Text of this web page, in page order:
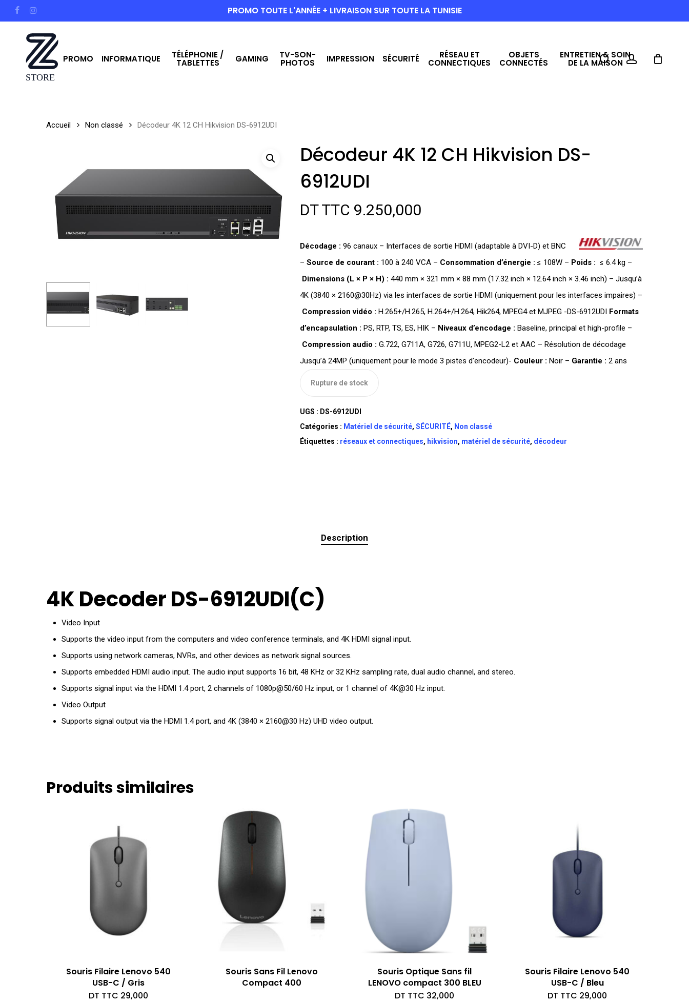
to
facebookinstagram PROMO TOUTE L'ANNÉE + LIVRAISON SUR TOUTE LA TUNISIE
PROMO INFORMATIQUE TÉLÉPHONIE /
TABLETTES GAMING TV-SON-
PHOTOS IMPRESSION SÉCURITÉ RÉSEAU ET
CONNECTIQUES
OBJETS
CONNECTÉS
ENTRETIEN & SOIN
DE LA MAISONsearchaccount
Accueil Non classé Décodeur 4K 12 CH Hikvision DS-6912UDI
Décodeur 4K 12 CH Hikvision DS-
6912UDI
DT TTC 9.250,000
Décodage : 96 canaux – Interfaces de sortie HDMI (adaptable à DVI-D) et BNC
– Source de courant : 100 à 240 VCA – Consommation d’énergie : ≤ 108W – Poids : ≤ 6.4 kg –
Dimensions (L × P × H) : 440 mm × 321 mm × 88 mm (17.32 inch × 12.64 inch × 3.46 inch) – Jusqu’à
4K (3840 × 2160@30Hz) via les interfaces de sortie HDMI (uniquement pour les interfaces impaires) –
Compression vidéo : H.265+/H.265, H.264+/H.264, Hik264, MPEG4 et MJPEG -DS-6912UDI Formats
d’encapsulation : PS, RTP, TS, ES, HIK – Niveaux d’encodage : Baseline, principal et high-profile –
Compression audio : G.722, G711A, G726, G711U, MPEG2-L2 et AAC – Résolution de décodage
Jusqu’à 24MP (uniquement pour le mode 3 pistes d’encodeur)- Couleur : Noir – Garantie : 2 ans
Rupture de stock
UGS : DS-6912UDI
Catégories : Matériel de sécurité, SÉCURITÉ, Non classé
Étiquettes : réseaux et connectiques, hikvision, matériel de sécurité, décodeur
Description
4K Decoder DS-6912UDI(C)
Video Input
Supports the video input from the computers and video conference terminals, and 4K HDMI signal input.
Supports using network cameras, NVRs, and other devices as network signal sources.
Supports embedded HDMI audio input. The audio input supports 16 bit, 48 KHz or 32 KHz sampling rate, dual audio channel, and stereo.
Supports signal input via the HDMI 1.4 port, 2 channels of 1080p@50/60 Hz input, or 1 channel of 4K@30 Hz input.
Video Output
Supports signal output via the HDMI 1.4 port, and 4K (3840 × 2160@30 Hz) UHD video output.
Produits similaires
Souris Filaire Lenovo 540
USB-C / Gris
DT TTC 29,000
Souris Sans Fil Lenovo
Compact 400
Souris Optique Sans fil
LENOVO compact 300 BLEU
DT TTC 32,000
Souris Filaire Lenovo 540
USB-C / Bleu
DT TTC 29,000